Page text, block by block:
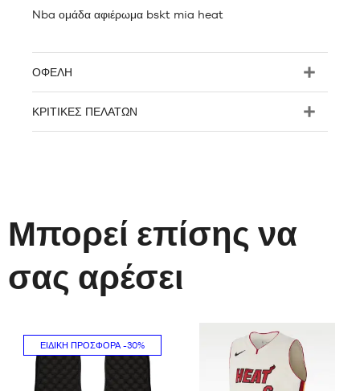
Nba ομάδα αφιέρωμα bskt mia heat
ΟΦΈΛΗ
ΚΡΙΤΙΚΈΣ ΠΕΛΑΤΏΝ
Μπορεί επίσης να
σας αρέσει
ΕΙΔΙΚΉ ΠΡΟΣΦΟΡΆ-30%